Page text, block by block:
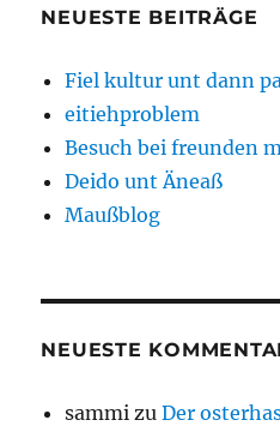
NEUESTE BEITRÄGE
Fiel kultur unt dann
eitiehproblem
Besuch bei freunden
Deido unt Äneaß
Maußblog
NEUESTE
sammi zuDer